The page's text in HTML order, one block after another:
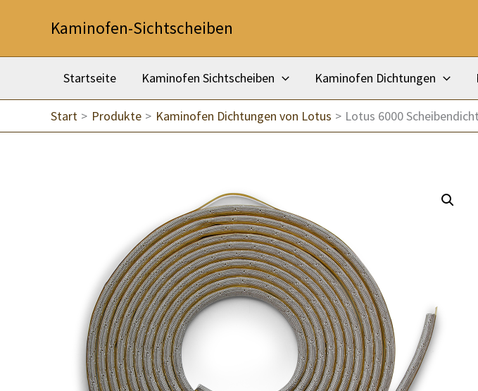
Kaminofen-Sichtscheiben
Startseite Kaminofen Sichtscheiben Kaminofen Dichtungen
Start Produkte Kaminofen Dichtungen von Lotus Lotus 6000